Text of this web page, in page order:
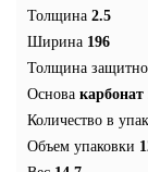
Толщина 2.5
Ширина 196
Толщина
Основа
Количество в
Объем упаковки